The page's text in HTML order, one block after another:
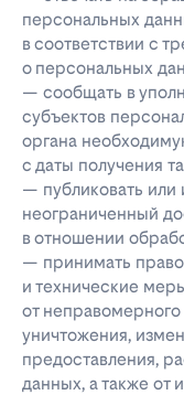
персональных
в соответствии с
о персональных
— сообщать в
субъектов
органа
с даты получения
— публиковать
неограниченный
в отношении
— принимать
и технические
от
уничтожения,
предоставления,
данных, а также от